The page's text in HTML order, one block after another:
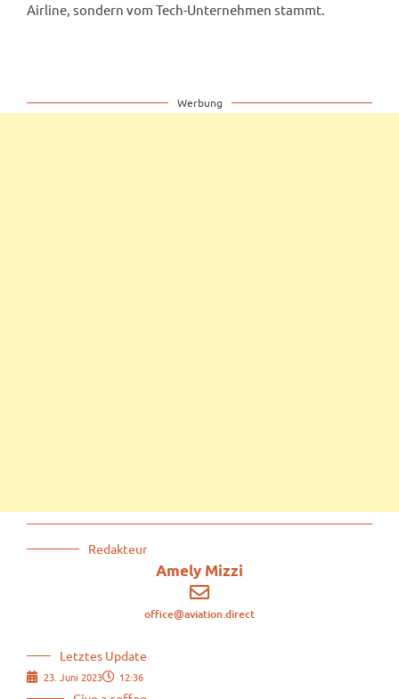
Redakteur
Amely Mizzi
office@aviation.direct
Letztes Update
23. Juni 2023 12:36
Airline, sondern vom Tech-Unternehmen stammt.
Werbung